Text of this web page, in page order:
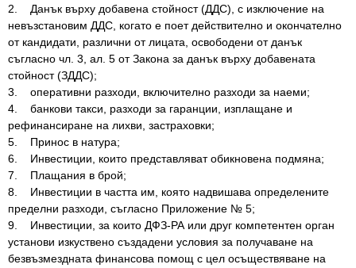
2. Данък върху добавена стойност (ДДС), с изключение на
невъзстановим ДДС, когато е поет действително и окончателно
от кандидати, различни от лицата, освободени от данък
съгласно чл. 3, ал. 5 от Закона за данък върху добавената
стойност (ЗДДС);
3. оперативни разходи, включително разходи за наеми;
4. банкови такси, разходи за гаранции, изплащане и
рефинансиране на лихви, застраховки;
5. Принос в натура;
6. Инвестиции, които представляват обикновена подмяна;
7. Плащания в брой;
8. Инвестиции в частта им, която надвишава определените
пределни разходи, съгласно Приложение № 5;
9. Инвестиции, за които ДФЗ-РА или друг компетентен орган
установи изкуствено създадени условия за получаване на
безвъзмездната финансова помощ с цел осъществяване на